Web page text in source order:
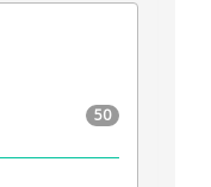
50